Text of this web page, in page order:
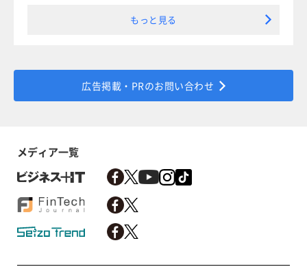
もっと見る
広告掲載・PRのお問い合わせ
メディア一覧